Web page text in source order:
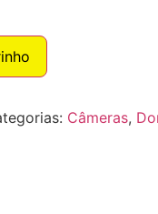
Câmeras,